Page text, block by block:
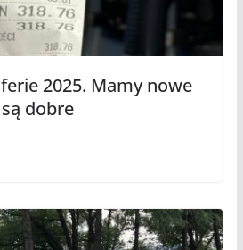
2025. Mamy nowe
dobre